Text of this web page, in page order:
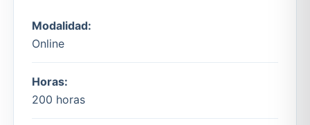
Modalidad:
Online
Horas:
200 horas